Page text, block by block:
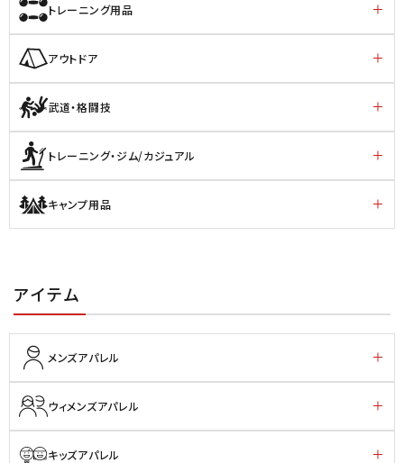
トレーニング用品
アウトドア
武道・格闘技
トレーニング・ジム/カジュアル
キャンプ用品
アイテム
メンズアパレル
ウィメンズアパレル
キッズアパレル